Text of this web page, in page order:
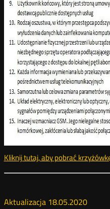
Kliknij tutaj, aby pobrać
Aktualizacja 18.05.2020